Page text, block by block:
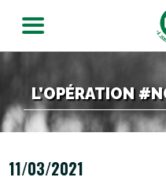
L’OPÉRATION
11/03/2021